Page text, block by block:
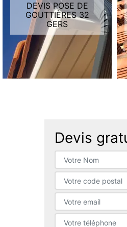
DEVIS POSE DE
GOUTTIÈRES 32
GERS
Devis